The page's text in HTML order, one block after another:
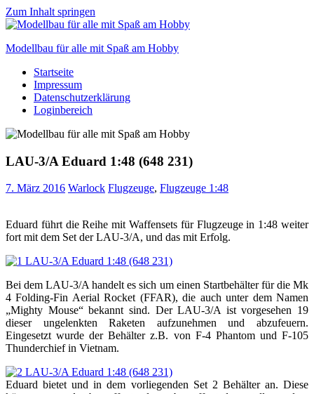
Zum Inhalt springen
Modellbau für alle mit Spaß am Hobby
Scale
modelling
to
Startseite
Impressum
Datenschutzerklärung
Loginbereich
LAU-3/A Eduard 1:48 (648 231)
7. März 2016 Warlock Flugzeuge, Flugzeuge 1:48
Eduard führt die Reihe mit Waffensets für Flugzeuge in 1:48 weiter
fort mit dem Set der LAU-3/A, und das mit Erfolg.
Bei dem LAU-3/A handelt es sich um einen Startbehälter für die Mk
4 Folding-Fin Aerial Rocket (FFAR), die auch unter dem Namen
„Mighty Mouse“ bekannt sind. Der LAU-3/A ist vorgesehen 19
dieser ungelenkten Raketen aufzunehmen und abzufeuern.
Eingesetzt wurde der Behälter z.B. von F-4 Phantom und F-105
Thunderchief in Vietnam.
Eduard bietet und in dem vorliegenden Set 2 Behälter an. Diese